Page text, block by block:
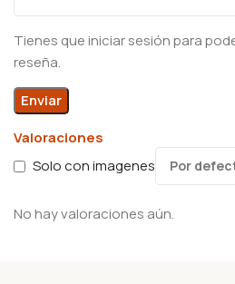
Valoraciones
Solo con imagenes
No hay valoraciones aún.
Tienes que iniciar sesión para
reseña.